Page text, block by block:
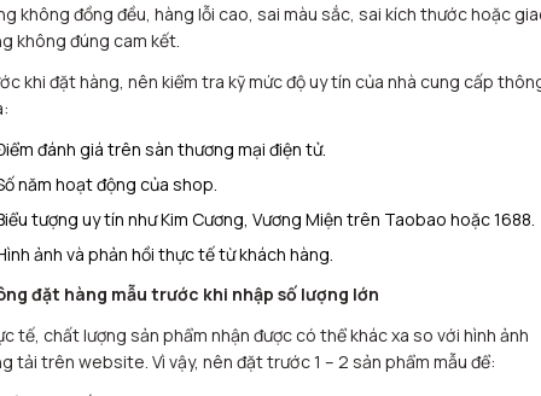
không đồng đều, hàng lỗi cao, sai màu sắc, sai kích thước hoặc
không đúng cam kết.
khi đặt hàng, nên kiểm tra kỹ mức độ uy tín của nhà cung cấp
đánh giá trên sàn thương mại điện tử.
năm hoạt động của shop.
tượng uy tín như Kim Cương, Vương Miện trên Taobao hoặc 1688.
ảnh và phản hồi thực tế từ khách hàng.
đặt hàng mẫu trước khi nhập số lượng lớn
tế, chất lượng sản phẩm nhận được có thể khác xa so với hình ảnh
tải trên website. Vì vậy, nên đặt trước 1 – 2 sản phẩm mẫu để: